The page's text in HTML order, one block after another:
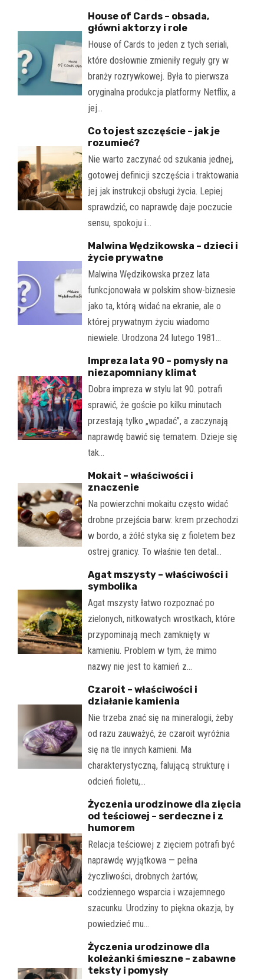
House of Cards – obsada,
główni aktorzy i role
House of Cards to jeden z tych seriali,
które dosłownie zmieniły reguły gry w
branży rozrywkowej. Była to pierwsza
oryginalna produkcja platformy Netflix, a
jej…
Co to jest szczęście – jak je
rozumieć?
Nie warto zaczynać od szukania jednej,
gotowej definicji szczęścia i traktowania
jej jak instrukcji obsługi życia. Lepiej
sprawdzić, co naprawdę daje poczucie
sensu, spokoju i…
Malwina Wędzikowska – dzieci i
życie prywatne
Malwina Wędzikowska przez lata
funkcjonowała w polskim show-biznesie
jako ta, którą widać na ekranie, ale o
której prywatnym życiu wiadomo
niewiele. Urodzona 24 lutego 1981…
Impreza lata 90 – pomysły na
niezapomniany klimat
Dobra impreza w stylu lat 90. potrafi
sprawić, że goście po kilku minutach
przestają tylko „wpadać”, a zaczynają
naprawdę bawić się tematem. Dzieje się
tak…
Mokait – właściwości i
znaczenie
Na powierzchni mokaitu często widać
drobne przejścia barw: krem przechodzi
w bordo, a żółć styka się z fioletem bez
ostrej granicy. To właśnie ten detal…
Agat mszysty – właściwości i
symbolika
Agat mszysty łatwo rozpoznać po
zielonych, nitkowatych wrostkach, które
przypominają mech zamknięty w
kamieniu. Problem w tym, że mimo
nazwy nie jest to kamień z…
Czaroit – właściwości i
działanie kamienia
Nie trzeba znać się na mineralogii, żeby
od razu zauważyć, że czaroit wyróżnia
się na tle innych kamieni. Ma
charakterystyczną, falującą strukturę i
odcień fioletu,…
Życzenia urodzinowe dla zięcia
od teściowej – serdeczne i z
humorem
Relacja teściowej z zięciem potrafi być
naprawdę wyjątkowa — pełna
życzliwości, drobnych żartów,
codziennego wsparcia i wzajemnego
szacunku. Urodziny to piękna okazja, by
powiedzieć mu…
Życzenia urodzinowe dla
koleżanki śmieszne – zabawne
teksty i pomysły